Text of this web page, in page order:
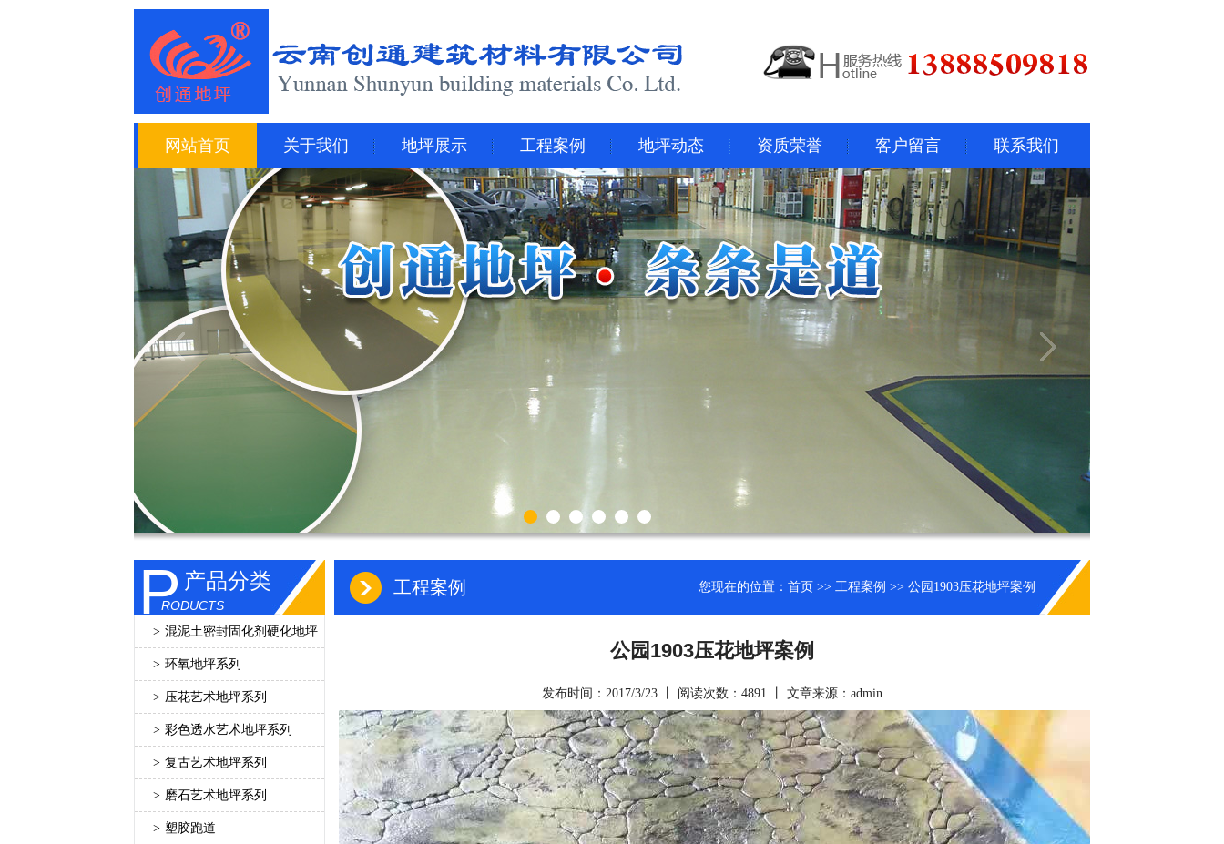
网站首页 关于我们 地坪展示 工程案例 地坪动态 资质荣誉 客户留言 联系我们
P产品分类
RODUCTS
> 混泥土密封固化剂硬化地坪
> 环氧地坪系列
> 压花艺术地坪系列
> 彩色透水艺术地坪系列
> 复古艺术地坪系列
> 磨石艺术地坪系列
> 塑胶跑道
您现在的位置： 首页 >> 工程案例 >> 公园1903压花地坪案例
工程案例
公园1903压花地坪案例
发布时间：2017/3/23 丨 阅读次数：4891 丨 文章来源：admin